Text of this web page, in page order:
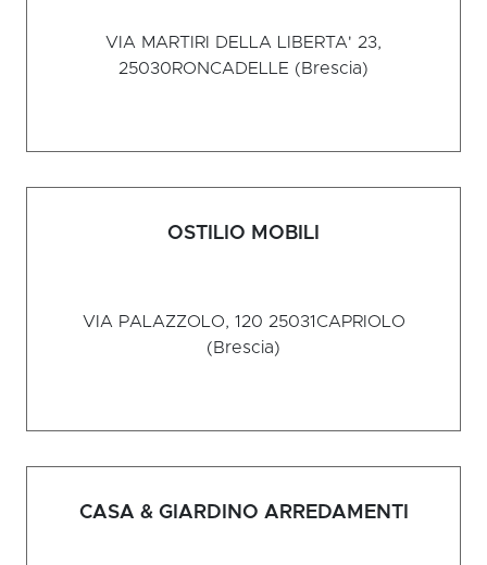
VIA MARTIRI DELLA LIBERTA' 23,
25030RONCADELLE (Brescia)
OSTILIO MOBILI
VIA PALAZZOLO, 120 25031CAPRIOLO
(Brescia)
CASA & GIARDINO ARREDAMENTI